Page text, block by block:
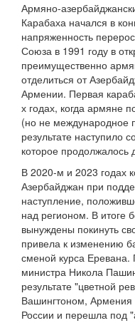
Армяно-
Карабаха начался в
напряженность
Союза в 1991 году в
преимущественно
отделиться от
Армении. Первая
х годах, когда армяне
(но не международное
результате наступило
которое продолжалось
В 2020-м и 2023 годах
Азербайджан при
наступление,
над регионом. В итоге
вынуждены покинуть
привела к изменению
сменой курса Еревана.
министра Никола
результате "цветной
Вашингтоном, Армения
России и перешла под